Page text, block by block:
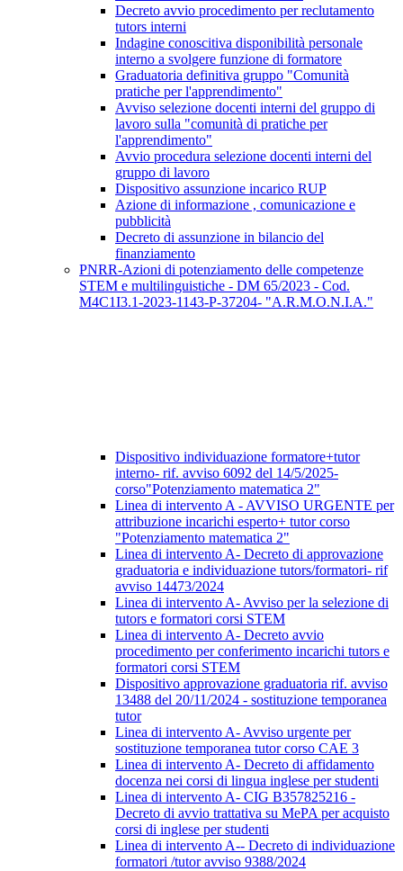
Decreto avvio procedimento per reclutamento
tutors interni
Indagine conoscitiva disponibilità personale
interno a svolgere funzione di formatore
Graduatoria definitiva gruppo "Comunità
pratiche per l'apprendimento"
Avviso selezione docenti interni del gruppo di
lavoro sulla "comunità di pratiche per
l'apprendimento"
Avvio procedura selezione docenti interni del
gruppo di lavoro
Dispositivo assunzione incarico RUP
Azione di informazione , comunicazione e
pubblicità
Decreto di assunzione in bilancio del
finanziamento
PNRR-Azioni di potenziamento delle competenze
STEM e multilinguistiche - DM 65/2023 - Cod.
M4C1I3.1-2023-1143-P-37204- "A.R.M.O.N.I.A."
Dispositivo individuazione formatore+tutor
interno- rif. avviso 6092 del 14/5/2025-
corso"Potenziamento matematica 2"
Linea di intervento A - AVVISO URGENTE per
attribuzione incarichi esperto+ tutor corso
"Potenziamento matematica 2"
Linea di intervento A- Decreto di approvazione
graduatoria e individuazione tutors/formatori- rif
avviso 14473/2024
Linea di intervento A- Avviso per la selezione di
tutors e formatori corsi STEM
Linea di intervento A- Decreto avvio
procedimento per conferimento incarichi tutors e
formatori corsi STEM
Dispositivo approvazione graduatoria rif. avviso
13488 del 20/11/2024 - sostituzione temporanea
tutor
Linea di intervento A- Avviso urgente per
sostituzione temporanea tutor corso CAE 3
Linea di intervento A- Decreto di affidamento
docenza nei corsi di lingua inglese per studenti
Linea di intervento A- CIG B357825216 -
Decreto di avvio trattativa su MePA per acquisto
corsi di inglese per studenti
Linea di intervento A-- Decreto di individuazione
formatori /tutor avviso 9388/2024